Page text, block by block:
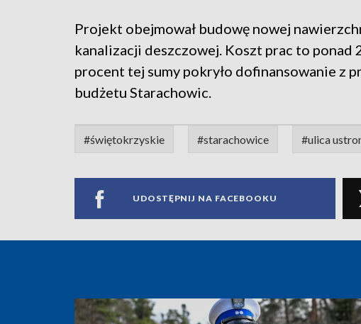
Projekt obejmował budowę nowej
kanalizacji deszczowej. Koszt prac to ponad
procent tej sumy pokryło dofinansowanie z
budżetu Starachowic.
#świętokrzyskie #starachowice #ulica
UDOSTĘPNIJ NA FACEBOOKU